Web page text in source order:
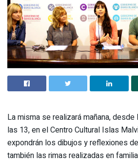
La misma se realizará mañana,
las 13, en el Centro Cultural Islas
expondrán los dibujos y reflexiones
también las rimas realizadas en